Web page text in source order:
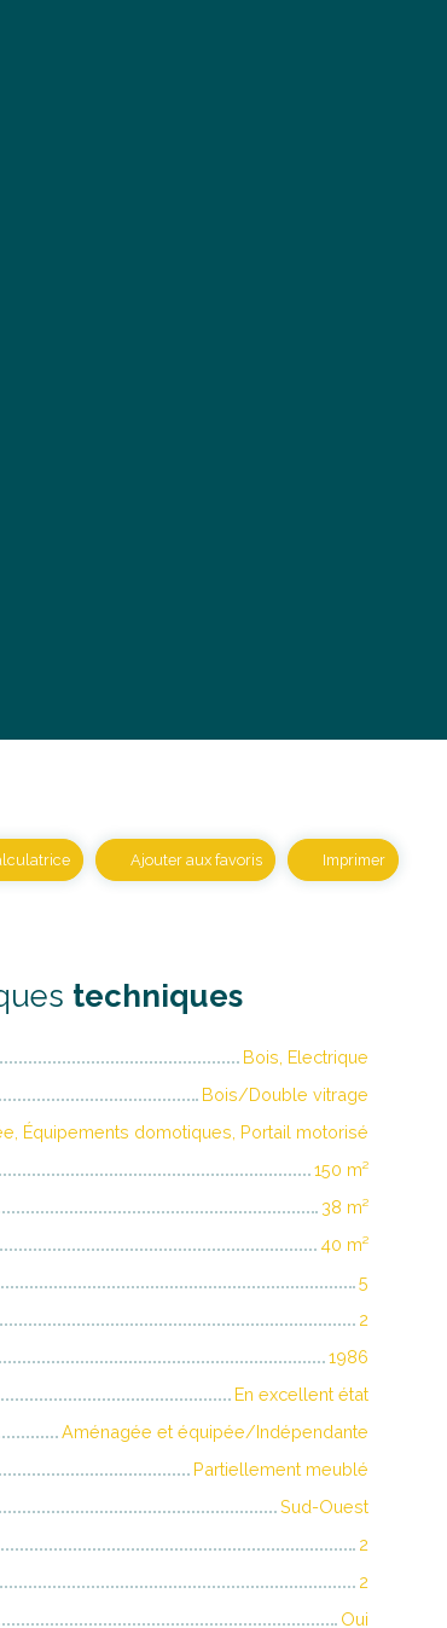
Ajouter aux favoris Imprimer
techniques
Bois, Electrique
Bois/Double vitrage
Équipements domotiques, Portail motorisé
150 m²
38 m²
40 m²
5
2
1986
En excellent état
Aménagée et équipée/Indépendante
Partiellement meublé
Sud-Ouest
2
2
Oui